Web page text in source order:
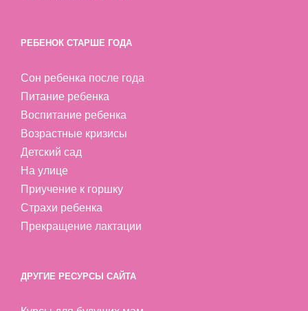
РЕБЕНОК СТАРШЕ ГОДА
Сон ребенка после года
Питание ребенка
Воспитание ребенка
Возрастные кризисы
Детский сад
На улице
Приучение к горшку
Страхи ребенка
Прекращение лактации
ДРУГИЕ РЕСУРСЫ САЙТА